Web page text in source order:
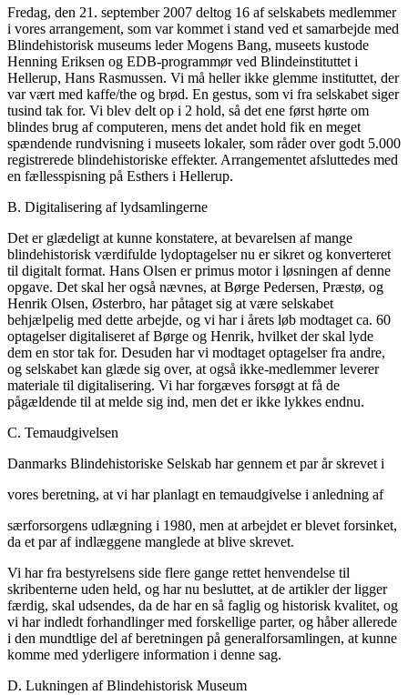
Fredag, den 21. september 2007 deltog 16 af selskabets medlemmer
i vores arrangement, som var kommet i stand ved et samarbejde med
Blindehistorisk museums leder Mogens Bang, museets kustode
Henning Eriksen og EDB-programmør ved Blindeinstituttet i
Hellerup, Hans Rasmussen. Vi må heller ikke glemme instituttet, der
var vært med kaffe/the og brød. En gestus, som vi fra selskabet siger
tusind tak for. Vi blev delt op i 2 hold, så det ene først hørte om
blindes brug af computeren, mens det andet hold fik en meget
spændende rundvisning i museets lokaler, som råder over godt 5.000
registrerede blindehistoriske effekter. Arrangementet afsluttedes med
en fællesspisning på Esthers i Hellerup.
B. Digitalisering af lydsamlingerne
Det er glædeligt at kunne konstatere, at bevarelsen af mange
blindehistorisk værdifulde lydoptagelser nu er sikret og konverteret
til digitalt format. Hans Olsen er primus motor i løsningen af denne
opgave. Det skal her også nævnes, at Børge Pedersen, Præstø, og
Henrik Olsen, Østerbro, har påtaget sig at være selskabet
behjælpelig med dette arbejde, og vi har i årets løb modtaget ca. 60
optagelser digitaliseret af Børge og Henrik, hvilket der skal lyde
dem en stor tak for. Desuden har vi modtaget optagelser fra andre,
og selskabet kan glæde sig over, at også ikke-medlemmer leverer
materiale til digitalisering. Vi har forgæves forsøgt at få de
pågældende til at melde sig ind, men det er ikke lykkes endnu.
C. Temaudgivelsen
Danmarks Blindehistoriske Selskab har gennem et par år skrevet i
vores beretning, at vi har planlagt en temaudgivelse i anledning af
særforsorgens udlægning i 1980, men at arbejdet er blevet forsinket,
da et par af indlæggene manglede at blive skrevet.
Vi har fra bestyrelsens side flere gange rettet henvendelse til
skribenterne uden held, og har nu besluttet, at de artikler der ligger
færdig, skal udsendes, da de har en så faglig og historisk kvalitet, og
vi har indledt forhandlinger med forskellige parter, og håber allerede
i den mundtlige del af beretningen på generalforsamlingen, at kunne
komme med yderligere information i denne sag.
D. Lukningen af Blindehistorisk Museum